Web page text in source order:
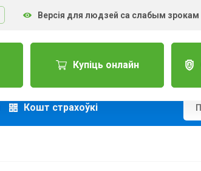
Версія для людзей са слабым зрокам
Купіць онлайн
Кошт страхоўкi